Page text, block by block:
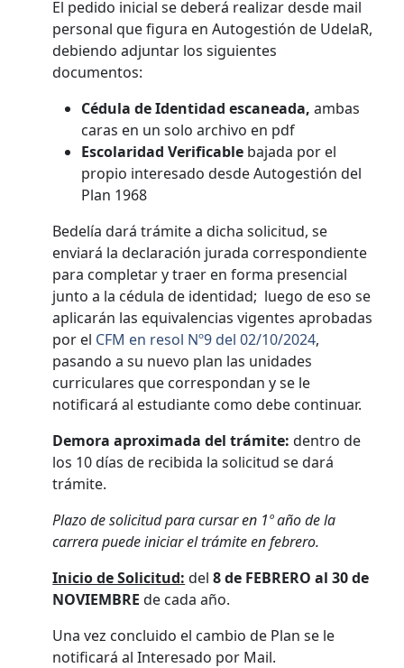
El pedido inicial se deberá realizar desde mail
personal que figura en Autogestión de UdelaR,
debiendo adjuntar los siguientes
documentos:
Cédula de Identidad escaneada, ambas
caras en un solo archivo en pdf
Escolaridad Verificable bajada por el
propio interesado desde Autogestión del
Plan 1968
Bedelía dará trámite a dicha solicitud, se
enviará la declaración jurada correspondiente
para completar y traer en forma presencial
junto a la cédula de identidad; luego de eso se
aplicarán las equivalencias vigentes aprobadas
por el CFM en resol Nº9 del 02/10/2024,
pasando a su nuevo plan las unidades
curriculares que correspondan y se le
notificará al estudiante como debe continuar.
Demora aproximada del trámite:dentro de
los 10 días de recibida la solicitud se dará
trámite.
Plazo de solicitud para cursar en 1º año de la
carrera puede iniciar el trámite en febrero.
Inicio de Solicitud: del8 de FEBRERO al 30 de
NOVIEMBREde cada año.
Una vez concluido el cambio de Plan se le
notificará al Interesado por Mail.